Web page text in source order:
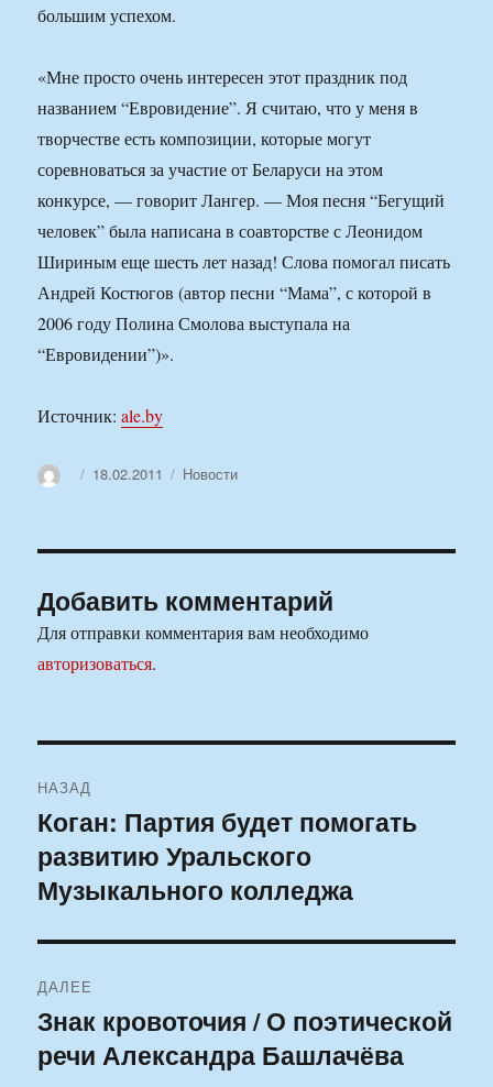
большим успехом.
«Мне просто очень интересен этот праздник под
названием “Евровидение”. Я считаю, что у меня в
творчестве есть композиции, которые могут
соревноваться за участие от Беларуси на этом
конкурсе, — говорит Лангер. — Моя песня “Бегущий
человек” была написана в соавторстве с Леонидом
Шириным еще шесть лет назад! Слова помогал писать
Андрей Костюгов (автор песни “Мама”, с которой в
2006 году Полина Смолова выступала на
“Евровидении”)».
Источник:ale.by
АвторОпубликовано
18.02.2011 Рубрики
Новости
Добавить комментарий
Для отправки комментария вам необходимо
авторизоваться.
по
записям
НАЗАД
Предыдущая
запись:
Коган: Партия будет помогать
развитию Уральского
Музыкального колледжа
ДАЛЕЕ
Следующая
запись:
Знак кровоточия / О поэтической
речи Александра Башлачёва